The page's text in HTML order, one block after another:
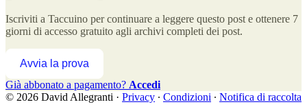
Iscriviti a Taccuino per continuare a leggere questo post e ottenere 7
giorni di accesso gratuito agli archivi completi dei post.
Avvia la prova
Già abbonato a pagamento? Accedi
© 2026 David Allegranti · Privacy ∙ Condizioni ∙ Notifica di raccolta